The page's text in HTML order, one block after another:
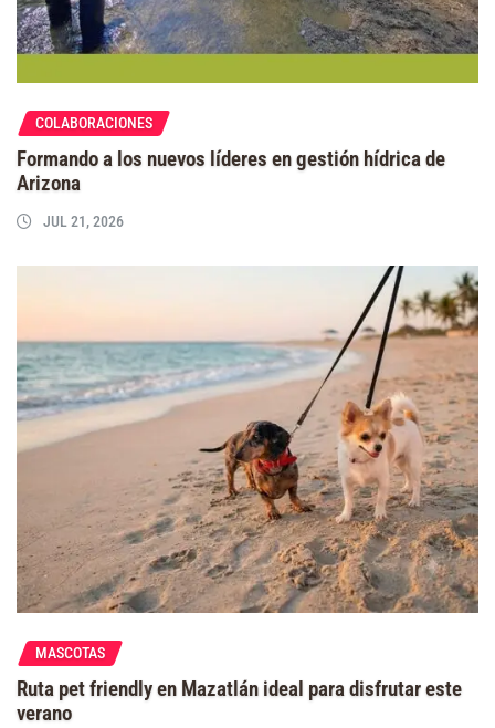
COLABORACIONES
Formando a los nuevos líderes en gestión hídrica de
Arizona
JUL 21, 2026
MASCOTAS
Ruta pet friendly en Mazatlán ideal para disfrutar este
verano